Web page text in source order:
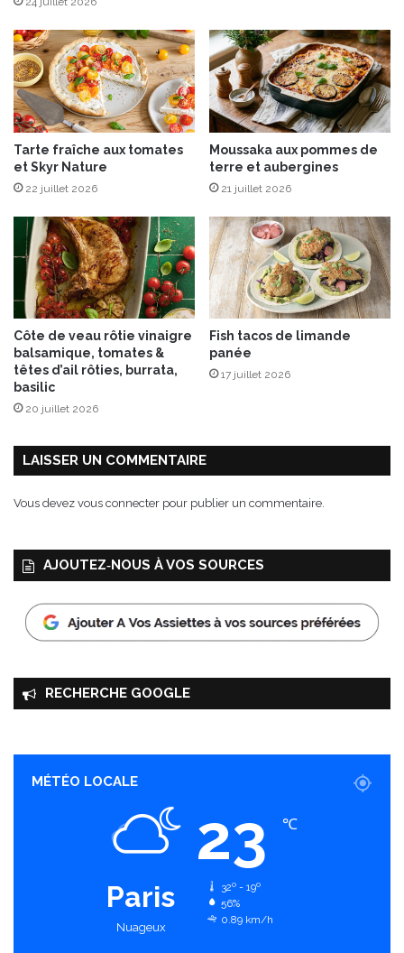
n
i
e
r
d
o
u
c
e
,
c
h
e
t
m
a
y
o
s
g
Tarte fraîche aux tomates
et Skyr Nature
22 juillet 2026
Moussaka aux pommes de
terre et aubergines
21 juillet 2026
Côte de veau rôtie vinaigre
balsamique, tomates &
têtes d’ail rôties, burrata,
basilic
20 juillet 2026
Fish tacos de limande
panée
17 juillet 2026
LAISSER UN COMMENTAIRE
Vous devez vous connecter pour publier un commentaire.
AJOUTEZ‑NOUS À VOS SOURCES
RECHERCHE GOOGLE
MÉTÉO LOCALE
Paris
Nuageux
23 ℃
32º - 19º
56%
0.89 km/h